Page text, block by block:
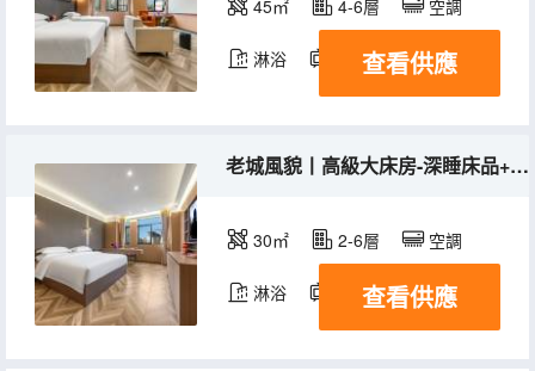
45㎡ 4-6層 空調
淋浴 電視機 冰箱
查看供應
老城風貌丨高級大床房-深睡床品+雙層隔音+通透採光佳
30㎡ 2-6層 空調
淋浴 電視機 冰箱
查看供應